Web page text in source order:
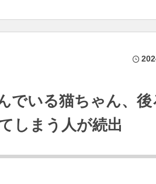
でいる猫ちゃん、後
しまう人が続出